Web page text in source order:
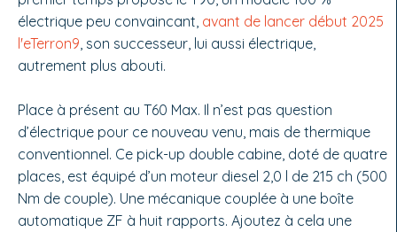
électrique peu convaincant, avant de lancer début 2025
l'eTerron9 , son successeur, lui aussi électrique,
autrement plus abouti.
Place à présent au T60 Max. Il n’est pas question
d’électrique pour ce nouveau venu, mais de thermique
conventionnel. Ce pick-up double cabine, doté de quatre
places, est équipé d’un moteur diesel 2,0 l de 215 ch (500
Nm de couple). Une mécanique couplée à une boîte
automatique ZF à huit rapports. Ajoutez à cela une